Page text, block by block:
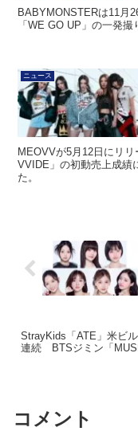
BABYMONSTERは11月
「WE GO UP」の一発
ニュース
MEOVVが5月12日にリ
VVIDE」の初動売上成績
た。
StrayKids「ATE」米ビ
連続 BTSジミン「
コメント